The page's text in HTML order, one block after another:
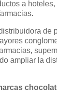
a
de
ampliar la